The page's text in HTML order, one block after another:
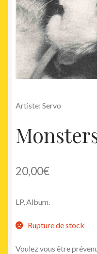
Artiste: Servo
20,00€
LP, Album.
Rupture de stock
Voulez vous être